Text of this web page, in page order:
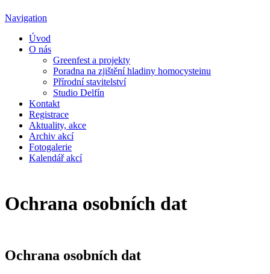
Navigation
Úvod
O nás
Greenfest a projekty
Poradna na zjištění hladiny homocysteinu
Přírodní stavitelství
Studio Delfín
Kontakt
Registrace
Aktuality, akce
Archiv akcí
Fotogalerie
Kalendář akcí
Ochrana osobních dat
Ochrana osobních dat